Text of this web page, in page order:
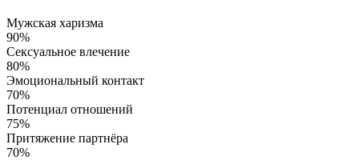
Мужская харизма
90%
Сексуальное влечение
80%
Эмоциональный контакт
70%
Потенциал отношений
75%
Притяжение партнёра
70%